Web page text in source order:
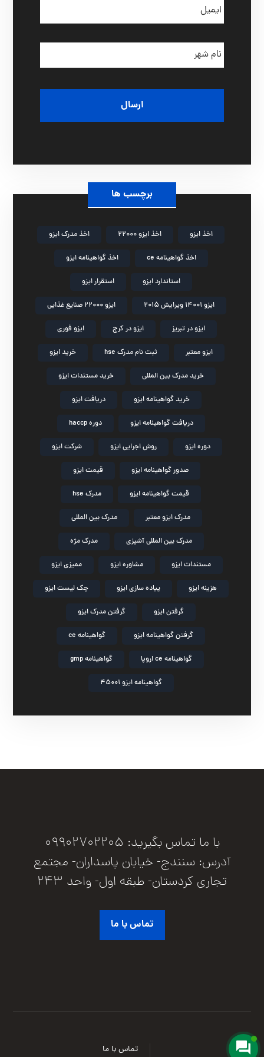
ن
و
د
گ
لی
م
ل
ن
ا
م
ه
برچسب ها
اخذ ایزو اخذ ایزو 22000 اخذ مدرک ایزو
اخذ گواهینامه ce اخذ گواهینامه ایزو
استاندارد ایزو استقرار ایزو
ایزو 14001 ویرایش 2015 ایزو 22000 صنایع غذایی
ایزو در تبریز ایزو در کرج ایزو فوری
ایزو معتبر ثبت نام مدرک hse خرید ایزو
خرید مدرک بین المللی خرید مستندات ایزو
خرید گواهینامه ایزو دریافت ایزو
دریافت گواهینامه ایزو دوره haccp
دوره ایزو روش اجرایی ایزو شرکت ایزو
صدور گواهینامه ایزو قیمت ایزو
قیمت گواهینامه ایزو مدرک hse
مدرک ایزو معتبر مدرک بین المللی
مدرک بین المللی آشپزی مدرک مژه
مستندات ایزو مشاوره ایزو ممیزی ایزو
هزینه ایزو پیاده سازی ایزو چک لیست ایزو
گرفتن ایزو گرفتن مدرک ایزو
گرفتن گواهینامه ایزو گواهینامه ce
گواهینامه ce اروپا گواهینامه gmp
گواهینامه ایزو 45001
با ما تماس بگیرید: 09902702205
آدرس: سنندج- خیابان پاسداران- مجتمع
تجاری کردستان- طبقه اول- واحد 243
تماس با ما
تماس با ما